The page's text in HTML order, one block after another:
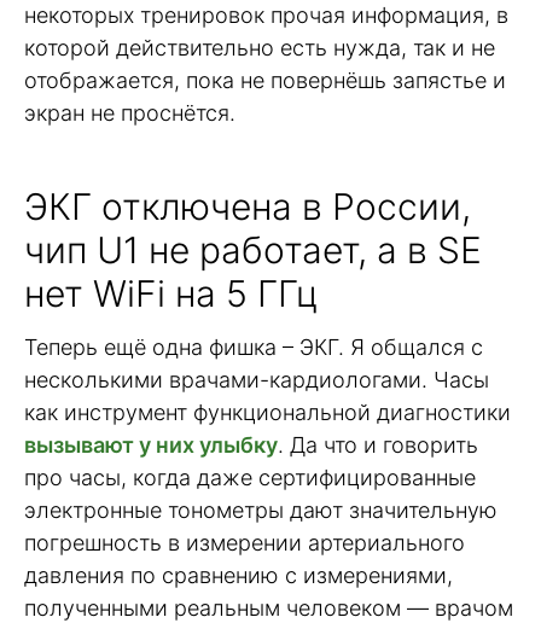
некоторых тренировок прочая информация, в
которой действительно есть нужда, так и не
отображается, пока не повернёшь запястье и
экран не проснётся.
ЭКГ отключена в России,
чип U1 не работает, а в SE
нет WiFi на 5 ГГц
Теперь ещё одна фишка – ЭКГ. Я общался с
несколькими врачами-кардиологами. Часы
как инструмент функциональной диагностики
вызывают у них улыбку. Да что и говорить
про часы, когда даже сертифицированные
электронные тонометры дают значительную
погрешность в измерении артериального
давления по сравнению с измерениями,
полученными реальным человеком — врачом